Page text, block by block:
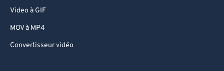
Video à GIF
MOV à MP4
Convertisseur vidéo